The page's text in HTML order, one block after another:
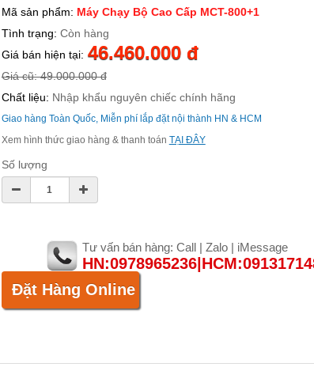
Mã sản phẩm: Máy Chạy Bộ Cao Cấp MCT-800+1
Tình trạng: Còn hàng
Giá bán hiện tại: 46.460.000 đ
Giá cũ: 49.000.000 đ
Chất liệu: Nhập khẩu nguyên chiếc chính hãng
Giao hàng Toàn Quốc, Miễn phí lắp đặt nội thành HN & HCM
Xem hình thức giao hàng & thanh toán TẠI ĐÂY
Số lượng
Tư vấn bán hàng: Call | Zalo | iMessage
Đặt Hàng Online